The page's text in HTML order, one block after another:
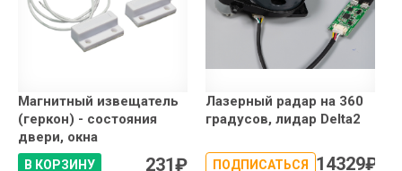
Магнитный извещатель
(геркон) - состояния
двери, окна
В КОРЗИНУ 231₽
Лазерный радар на 360
градусов, лидар Delta2
ПОДПИСАТЬСЯ 14329₽